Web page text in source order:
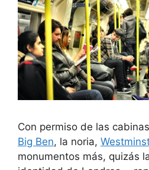
Con permiso de las
Big Ben, la noria,
monumentos más, quizás